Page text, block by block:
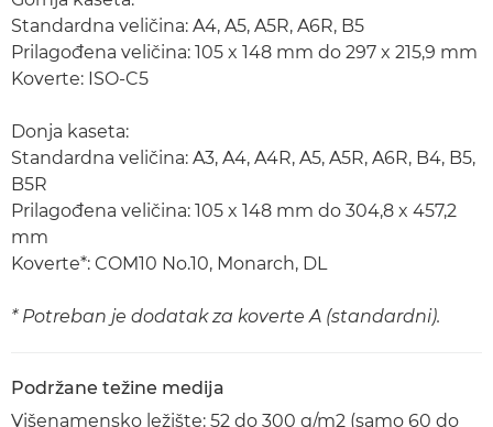
Standardna veličina: A4, A5, A5R, A6R, B5
Prilagođena veličina: 105 x 148 mm do 297 x 215,9 mm
Koverte: ISO-C5
Donja kaseta:
Standardna veličina: A3, A4, A4R, A5, A5R, A6R, B4, B5,
B5R
Prilagođena veličina: 105 x 148 mm do 304,8 x 457,2
mm
Koverte*: COM10 No.10, Monarch, DL
* Potreban je dodatak za koverte A (standardni).
Podržane težine medija
Višenamensko ležište: 52 do 300 g/m2 (samo 60 do